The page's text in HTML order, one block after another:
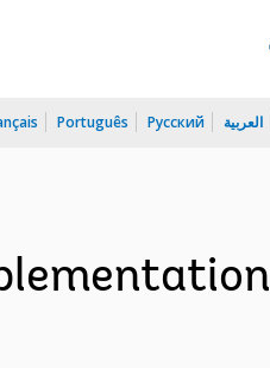
Português Русский العربية